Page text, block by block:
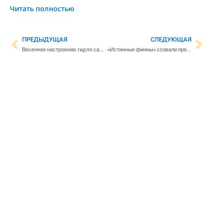
Читать полностью
ПРЕДЫДУЩАЯ
Весеннее настроение: гид по самым ярким ярмаркам, фестивалям и концертам Уусимаа в мае и июне
СЛЕДУЮЩАЯ
«Истинные финны» созвали пресс-конференцию после падения рейтинга – Пурра будет переизбираться на пост председателя